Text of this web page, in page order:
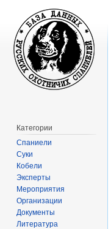
Категории
Спаниели
Суки
Кобели
Эксперты
Мероприятия
Организации
Документы
Литература